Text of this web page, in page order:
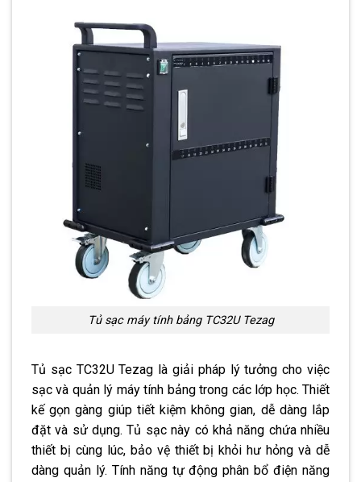
Tủ sạc máy tính bảng TC32U Tezag
Tủ sạc TC32U Tezag là giải pháp lý tưởng cho việc
sạc và quản lý máy tính bảng trong các lớp học. Thiết
kế gọn gàng giúp tiết kiệm không gian, dễ dàng lắp
đặt và sử dụng. Tủ sạc này có khả năng chứa nhiều
thiết bị cùng lúc, bảo vệ thiết bị khỏi hư hỏng và dễ
dàng quản lý. Tính năng tự động phân bổ điện năng